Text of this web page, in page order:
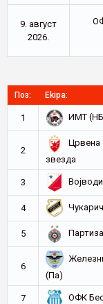
9. август
2026.
Поз: Ekipa:
1 ИМТ
2
Црвена
звезда
3
4
5
6
(Па)
7 ОФК